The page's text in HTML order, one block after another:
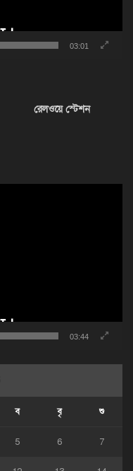
03:01
রেলওয়ে স্টেশন
03:44
ব বৃ শু
5 6 7